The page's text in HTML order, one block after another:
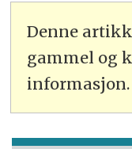
Denne
gammel og
informasjon.